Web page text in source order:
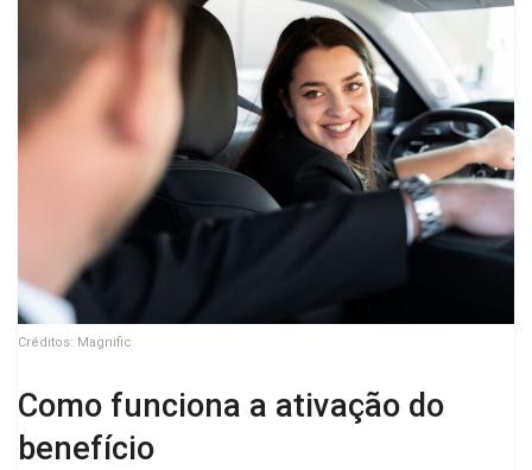
Créditos: Magnific
Como funciona a ativação do
benefício